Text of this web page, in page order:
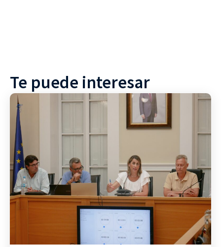
Te puede interesar